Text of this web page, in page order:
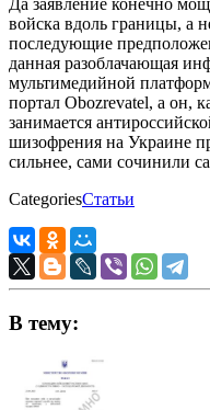
Да заявление конечно
войска вдоль границы, а
последующие
данная разоблачающая
мультимедийной
портал Obozrevatel, а он,
занимается
шизофрения на Украине
сильнее, сами сочинили
CategoriesСтатьи
В тему: